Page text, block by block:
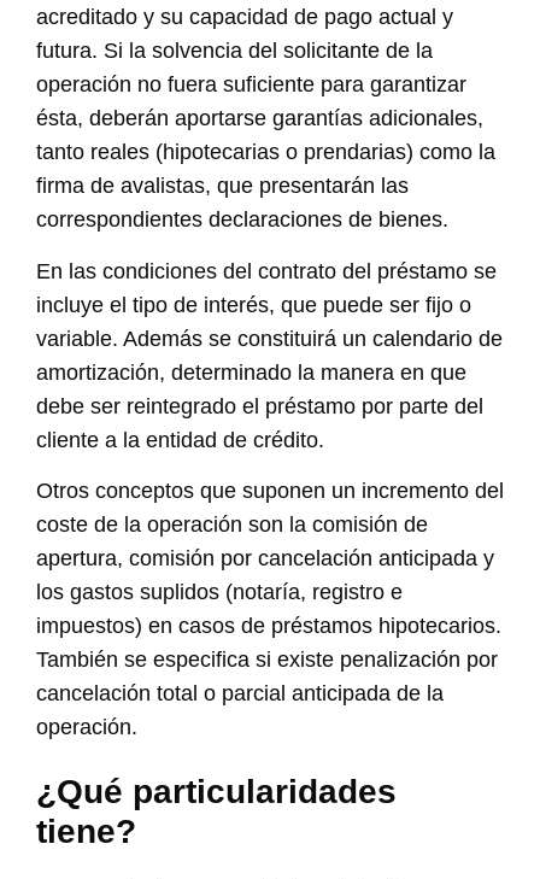
acreditado y su capacidad de pago actual y
futura. Si la solvencia del solicitante de la
operación no fuera suficiente para garantizar
ésta, deberán aportarse garantías adicionales,
tanto reales (hipotecarias o prendarias) como la
firma de avalistas, que presentarán las
correspondientes declaraciones de bienes.
En las condiciones del contrato del préstamo se
incluye el tipo de interés, que puede ser fijo o
variable. Además se constituirá un calendario de
amortización, determinado la manera en que
debe ser reintegrado el préstamo por parte del
cliente a la entidad de crédito.
Otros conceptos que suponen un incremento del
coste de la operación son la comisión de
apertura, comisión por cancelación anticipada y
los gastos suplidos (notaría, registro e
impuestos) en casos de préstamos hipotecarios.
También se especifica si existe penalización por
cancelación total o parcial anticipada de la
operación.
¿Qué particularidades
tiene?